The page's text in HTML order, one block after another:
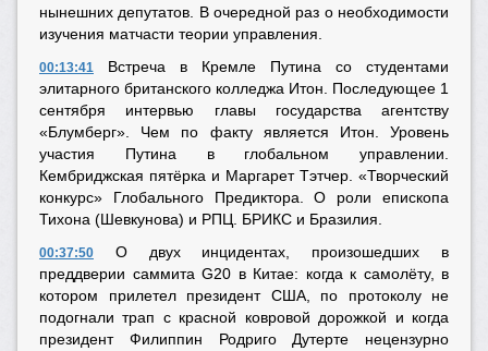
нынешних депутатов. В очередной раз о необходимости
изучения матчасти теории управления.
00:13:41 Встреча в Кремле Путина со студентами
элитарного британского колледжа Итон. Последующее 1
сентября интервью главы государства агентству
«Блумберг». Чем по факту является Итон. Уровень
участия Путина в глобальном управлении.
Кембриджская пятёрка и Маргарет Тэтчер. «Творческий
конкурс» Глобального Предиктора. О роли епископа
Тихона (Шевкунова) и РПЦ. БРИКС и Бразилия.
00:37:50 О двух инцидентах, произошедших в
преддверии саммита G20 в Китае: когда к самолёту, в
котором прилетел президент США, по протоколу не
подогнали трап с красной ковровой дорожкой и когда
президент Филиппин Родриго Дутерте нецензурно